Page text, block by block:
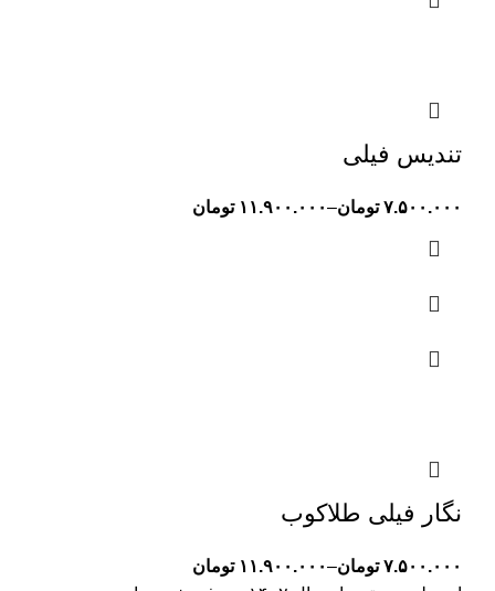
تندیس فیلی
۷.۵۰۰.۰۰۰ تومان–۱۱.۹۰۰.۰۰۰ تومان
نگار فیلی طلاکوب
۷.۵۰۰.۰۰۰ تومان–۱۱.۹۰۰.۰۰۰ تومان